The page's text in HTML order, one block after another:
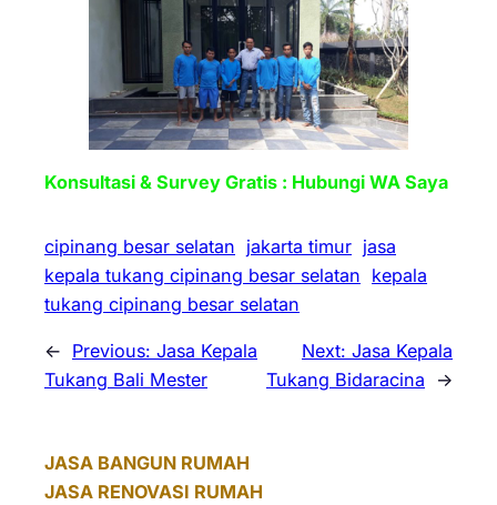
Konsultasi & Survey Gratis : Hubungi WA Saya
cipinang besar selatan jakarta timur jasa
kepala tukang cipinang besar selatan kepala
tukang cipinang besar selatan
← Previous: Jasa Kepala
Tukang Bali Mester
Next: Jasa Kepala
Tukang Bidaracina
→
JASA BANGUN RUMAH
JASA RENOVASI RUMAH